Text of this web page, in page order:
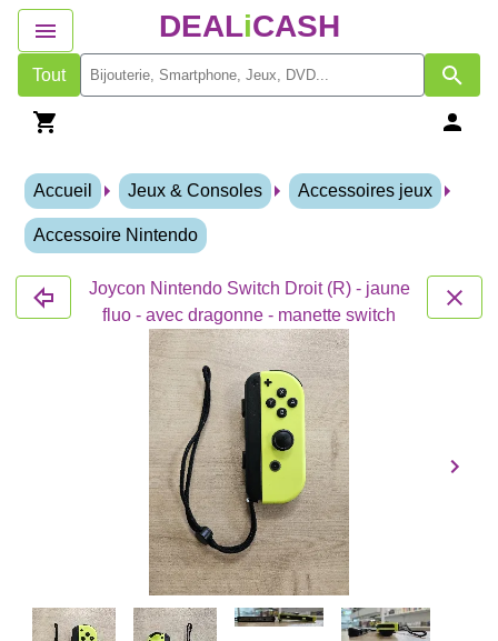
DEALiCASH
Tout
Accueil Jeux & Consoles Accessoires jeux
Accessoire Nintendo
Joycon Nintendo Switch Droit (R) - jaune
fluo - avec dragonne - manette switch